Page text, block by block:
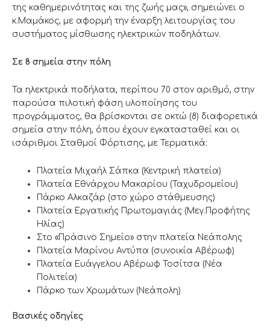
της καθημερινότητας και της ζωής μας», σημειώνει ο
κ.Μαμάκος, με αφορμή την έναρξη λειτουργίας του
συστήματος μίσθωσης ηλεκτρικών ποδηλάτων.
Σε 8 σημεία στην πόλη
Τα ηλεκτρικά ποδήλατα, περίπου 70 στον αριθμό, στην
παρούσα πιλοτική φάση υλοποίησης του
προγράμματος, θα βρίσκονται σε οκτώ (8) διαφορετικά
σημεία στην πόλη, όπου έχουν εγκατασταθεί και οι
ισάριθμοι Σταθμοί Φόρτισης, με Τερματικά:
Πλατεία Μιχαήλ Σάπκα (Κεντρική πλατεία)
Πλατεία Εθνάρχου Μακαρίου (Ταχυδρομείου)
Πάρκο Αλκαζάρ (στο χώρο στάθμευσης)
Πλατεία Εργατικής Πρωτομαγιάς (Μεγ.Προφήτης
Ηλίας)
Στο «Πράσινο Σημείο» στην πλατεία Νεάπολης
Πλατεία Μαρίνου Αντύπα (συνοικία Αβέρωφ)
Πλατεία Ευάγγελου Αβέρωφ Τοσίτσα (Νέα
Πολιτεία)
Πάρκο των Χρωμάτων (Νεάπολη)
Βασικές οδηγίες